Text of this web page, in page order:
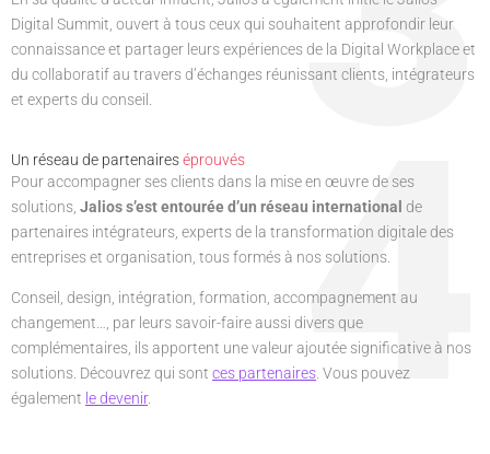
Digital Summit, ouvert à tous ceux qui souhaitent approfondir leur
connaissance et partager leurs expériences de la Digital Workplace et
du collaboratif au travers d’échanges réunissant clients, intégrateurs
et experts du conseil.
4
Un réseau de partenaireséprouvés
Pour accompagner ses clients dans la mise en œuvre de ses
solutions, Jalios s’est entourée d’un réseau international de
partenaires intégrateurs, experts de la transformation digitale des
entreprises et organisation, tous formés à nos solutions.
Conseil, design, intégration, formation, accompagnement au
changement…, par leurs savoir-faire aussi divers que
complémentaires, ils apportent une valeur ajoutée significative à nos
solutions. Découvrez qui sont ces partenaires . Vous pouvez
également le devenir.